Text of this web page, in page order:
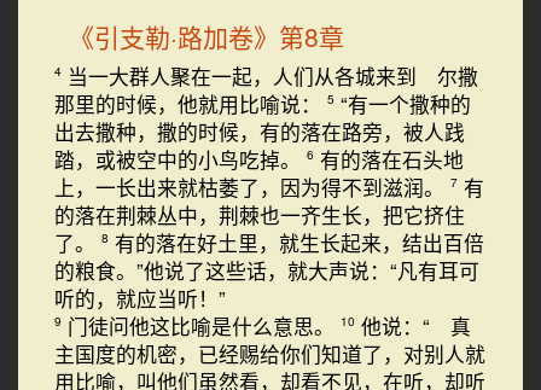
《引支勒·路加卷》第8章
4 当一大群人聚在一起，人们从各城来到 尔撒
那里的时候，他就用比喻说：
5 “有一个撒种的
出去撒种，撒的时候，有的落在路旁，被人践
踏，或被空中的小鸟吃掉。
6 有的落在石头地
上，一长出来就枯萎了，因为得不到滋润。
7 有
的落在荆棘丛中，荆棘也一齐生长，把它挤住
了。
8 有的落在好土里，就生长起来，结出百倍
的粮食。”他说了这些话，就大声说：“凡有耳可
听的，就应当听！”
9 门徒问他这比喻是什么意思。 10 他说：“ 真
主国度的机密，已经赐给你们知道了，对别人就
用比喻，叫他们虽然看，却看不见，在听，却听